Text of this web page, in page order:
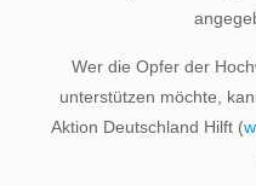
Wer die Opfer der
unterstützen möchte,
Aktion Deutschland Hilft (